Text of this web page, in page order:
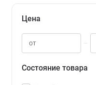
Цена
–
Состояние товара